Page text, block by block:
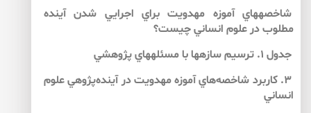
شاخصه­هاي آموزه مهدويت براي اجرايي شدن آينده‌
مطلوب در علوم انساني چيست؟
جدول ۱. ترسيم سازه­ها با مسئله­هاي پژوهشي
۳. كاربرد شاخصه‌هاي آموزه مهدويت در آينده‌پژوهي علوم
انساني